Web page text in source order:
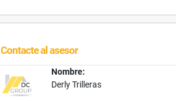
Contacte al asesor
Nombre:
Derly Trilleras